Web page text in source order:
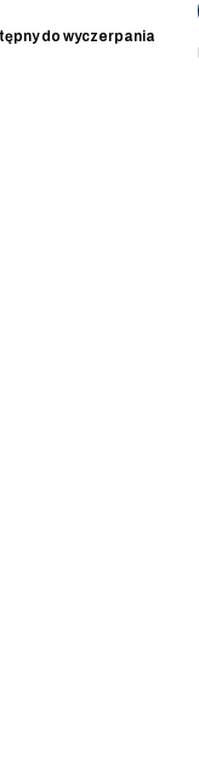
do wyczerpania